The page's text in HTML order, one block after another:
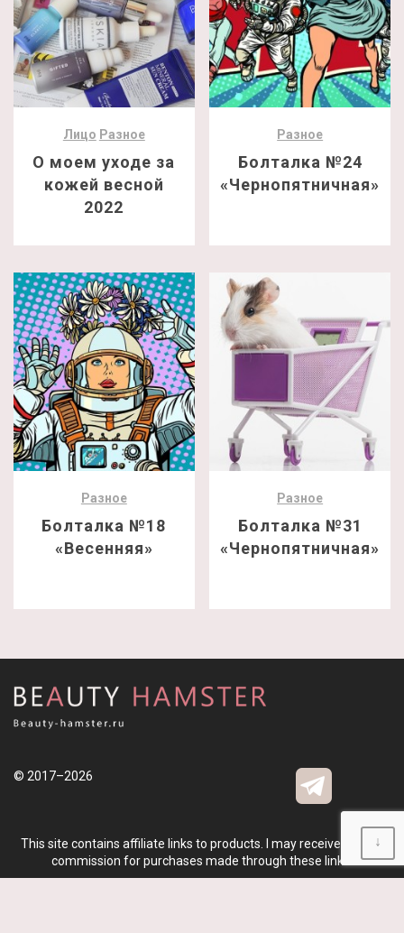
Лицо Разное
О моем уходе за
кожей весной
2022
Разное
Болталка №24
«Чернопятничная»
Разное
Болталка №18
«Весенняя»
Разное
Болталка №31
«Чернопятничная»
© 2017–2026
This site contains affiliate links to products. I may receive a small
commission for purchases made through these links.
↓